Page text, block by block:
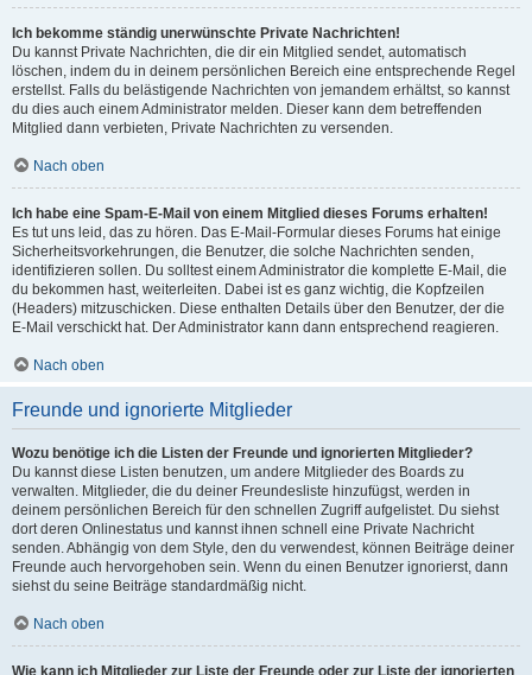
Ich bekomme ständig unerwünschte Private Nachrichten!
Du kannst Private Nachrichten, die dir ein Mitglied sendet, automatisch
löschen, indem du in deinem persönlichen Bereich eine entsprechende Regel
erstellst. Falls du belästigende Nachrichten von jemandem erhältst, so kannst
du dies auch einem Administrator melden. Dieser kann dem betreffenden
Mitglied dann verbieten, Private Nachrichten zu versenden.
Nach oben
Ich habe eine Spam-E-Mail von einem Mitglied dieses Forums erhalten!
Es tut uns leid, das zu hören. Das E-Mail-Formular dieses Forums hat einige
Sicherheitsvorkehrungen, die Benutzer, die solche Nachrichten senden,
identifizieren sollen. Du solltest einem Administrator die komplette E-Mail, die
du bekommen hast, weiterleiten. Dabei ist es ganz wichtig, die Kopfzeilen
(Headers) mitzuschicken. Diese enthalten Details über den Benutzer, der die
E-Mail verschickt hat. Der Administrator kann dann entsprechend reagieren.
Nach oben
Freunde und ignorierte Mitglieder
Wozu benötige ich die Listen der Freunde und ignorierten Mitglieder?
Du kannst diese Listen benutzen, um andere Mitglieder des Boards zu
verwalten. Mitglieder, die du deiner Freundesliste hinzufügst, werden in
deinem persönlichen Bereich für den schnellen Zugriff aufgelistet. Du siehst
dort deren Onlinestatus und kannst ihnen schnell eine Private Nachricht
senden. Abhängig von dem Style, den du verwendest, können Beiträge deiner
Freunde auch hervorgehoben sein. Wenn du einen Benutzer ignorierst, dann
siehst du seine Beiträge standardmäßig nicht.
Nach oben
Wie kann ich Mitglieder zur Liste der Freunde oder zur Liste der ignorierten